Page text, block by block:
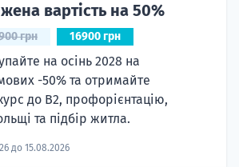
вартість на 50%
грн 16900 грн
на осінь 2028 на
-50% та отримайте
до B2, профорієнтацію,
та підбір житла.
до 15.08.2026